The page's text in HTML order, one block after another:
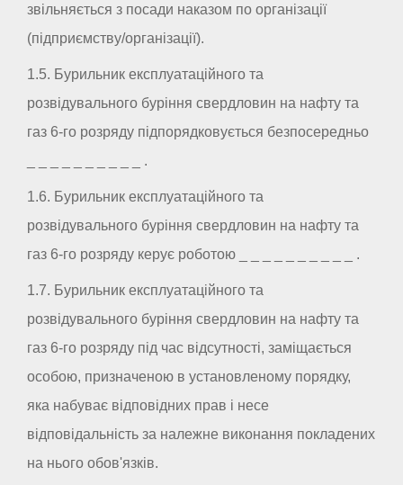
звільняється з посади наказом по організації
(підприємству/організації).
1.5. Бурильник експлуатаційного та
розвідувального буріння свердловин на нафту та
газ 6-го розряду підпорядковується безпосередньо
_ _ _ _ _ _ _ _ _ _ .
1.6. Бурильник експлуатаційного та
розвідувального буріння свердловин на нафту та
газ 6-го розряду керує роботою _ _ _ _ _ _ _ _ _ _ .
1.7. Бурильник експлуатаційного та
розвідувального буріння свердловин на нафту та
газ 6-го розряду під час відсутності, заміщається
особою, призначеною в установленому порядку,
яка набуває відповідних прав і несе
відповідальність за належне виконання покладених
на нього обов'язків.